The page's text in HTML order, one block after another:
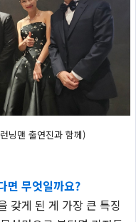
닝맨 출연진과 함께)
면 무엇일까요?
갖게 된 게 가장 큰 특징